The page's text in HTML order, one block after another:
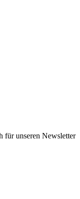
für unseren Newsletter